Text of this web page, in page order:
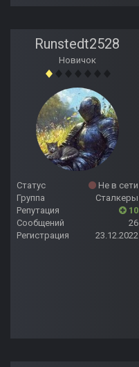
Runstedt2528
Новичок
Статус
Не в сети
Группа
Сталкеры
Репутация
10
Сообщений
26
Регистрация
23.12.2022